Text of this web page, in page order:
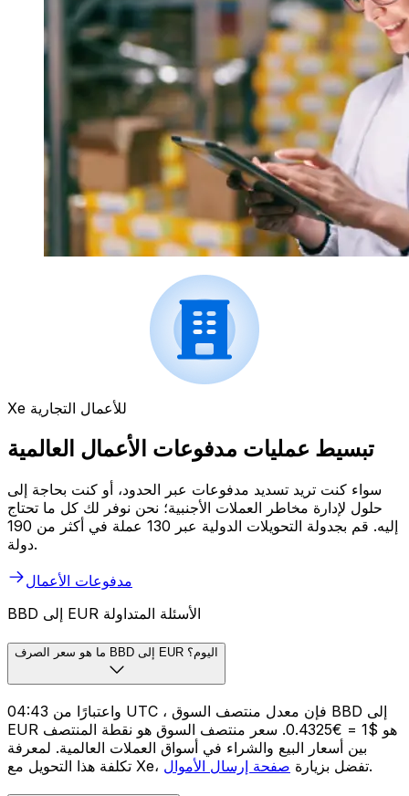
Xe للأعمال التجارية
تبسيط عمليات مدفوعات الأعمال العالمية
سواء كنت تريد تسديد مدفوعات عبر الحدود، أو كنت بحاجة إلى
حلول لإدارة مخاطر العملات الأجنبية؛ نحن نوفر لك كل ما تحتاج
إليه. قم بجدولة التحويلات الدولية عبر 130 عملة في أكثر من 190
دولة.
مدفوعات الأعمال
BBD إلى EUR الأسئلة المتداولة
ما هو سعر الصرف BBD إلى EUR اليوم؟
واعتبارًا من 04:43 UTC ، فإن معدل منتصف السوق BBD إلى
EUR هو $1 = €0.4325. سعر منتصف السوق هو نقطة المنتصف
بين أسعار البيع والشراء في أسواق العملات العالمية. لمعرفة
تكلفة هذا التحويل مع Xe، تفضل بزيارة صفحة إرسال الأموال .